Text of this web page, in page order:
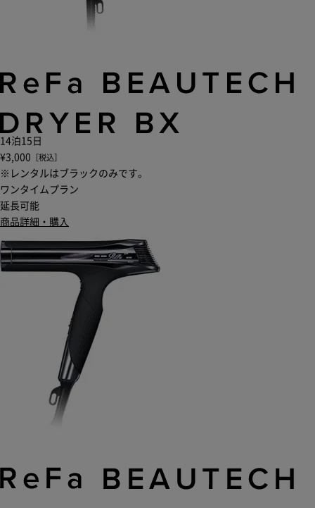
14泊15日
¥3,000 ［税込］
※レンタルはブラックのみです。
ワンタイムプラン
延長可能
商品詳細・購入